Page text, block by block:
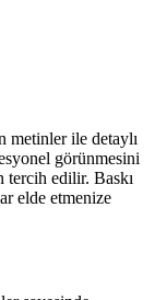
metinler ile detaylı
görünmesini
edilir. Baskı
elde etmenize